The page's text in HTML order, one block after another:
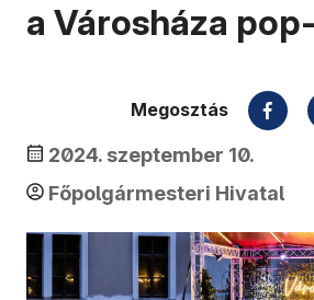
a Városháza
2024. szeptember 10.
Főpolgármesteri Hivatal
Megosztás